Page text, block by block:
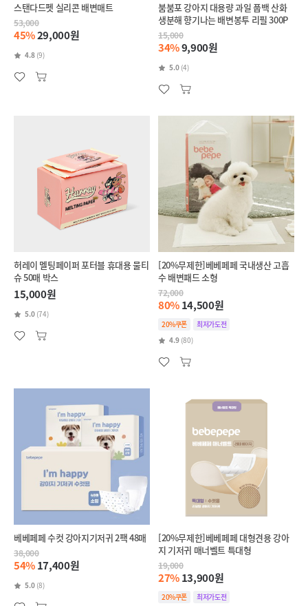
스탠다드펫 실리콘 배변매트
53,000
45%29,000원
4.8 (9)
붐붐포 강아지 대용량 과일 풉백 산화
생분해 향기나는 배변봉투 리필 300P
15,000
34%9,900원
5.0 (4)
허레이 멜팅페이퍼 포터블 휴대용 물티
슈 50매 박스
15,000원
5.0 (74)
[20%무제한]베베페페 국내생산 고흡
수 배변패드 소형
72,000
80%14,500원
20%쿠폰
최저가도전
4.9 (80)
베베페페 수컷 강아지기저귀 2팩 48매
38,000
54%17,400원
5.0 (8)
[20%무제한]베베페페 대형견용 강아
지 기저귀 매너벨트 특대형
19,000
27%13,900원
20%쿠폰
최저가도전